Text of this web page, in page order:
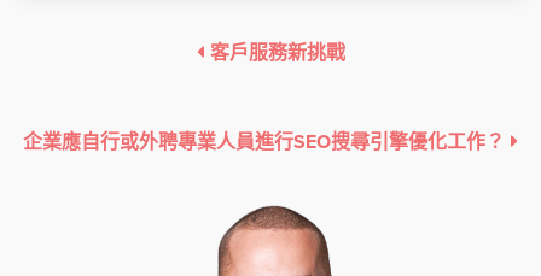
客戶服務新挑戰
企業應自行或外聘專業人員進行SEO搜尋引擎優化工作？